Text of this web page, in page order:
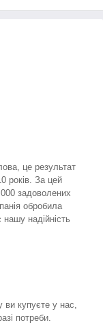
це результат
років. За цей
задоволених
обробила
надійність
купуєте у нас,
потреби.